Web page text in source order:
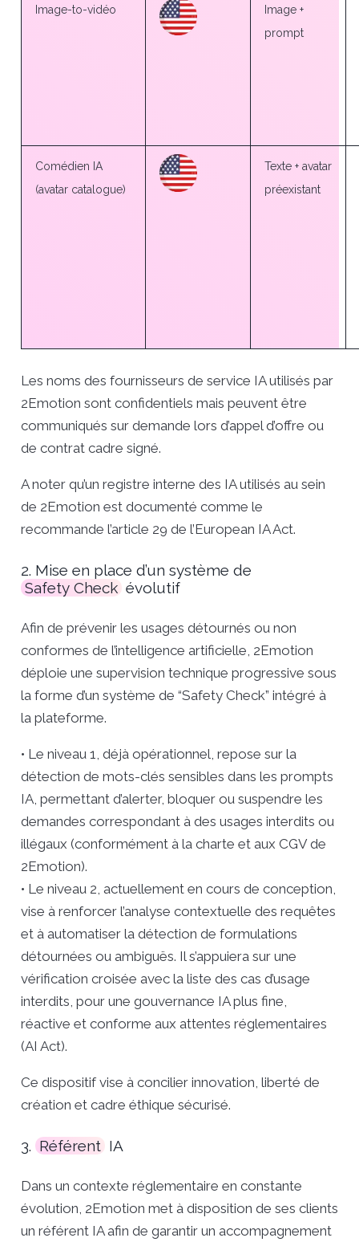
Image-to-vidéo
Image +
prompt
Comédien IA
(avatar catalogue)
Texte + avatar
préexistant
Les noms des fournisseurs de service IA utilisés par
2Emotion sont confidentiels mais peuvent être
communiqués sur demande lors d’appel d’offre ou
de contrat cadre signé.
A noter qu’un registre interne des IA utilisés au sein
de 2Emotion est documenté comme le
recommande l’article 29 de l’European IA Act.
2. Mise en place d’un système de
Safety Check évolutif
Afin de prévenir les usages détournés ou non
conformes de l’intelligence artificielle, 2Emotion
déploie une supervision technique progressive sous
la forme d’un système de “Safety Check” intégré à
la plateforme.
• Le niveau 1, déjà opérationnel, repose sur la
détection de mots-clés sensibles dans les prompts
IA, permettant d’alerter, bloquer ou suspendre les
demandes correspondant à des usages interdits ou
illégaux (conformément à la charte et aux CGV de
2Emotion).
• Le niveau 2, actuellement en cours de conception,
vise à renforcer l’analyse contextuelle des requêtes
et à automatiser la détection de formulations
détournées ou ambiguës. Il s’appuiera sur une
vérification croisée avec la liste des cas d’usage
interdits, pour une gouvernance IA plus fine,
réactive et conforme aux attentes réglementaires
(AI Act).
Ce dispositif vise à concilier innovation, liberté de
création et cadre éthique sécurisé.
3. Référent IA
Dans un contexte réglementaire en constante
évolution, 2Emotion met à disposition de ses clients
un référent IA afin de garantir un accompagnement